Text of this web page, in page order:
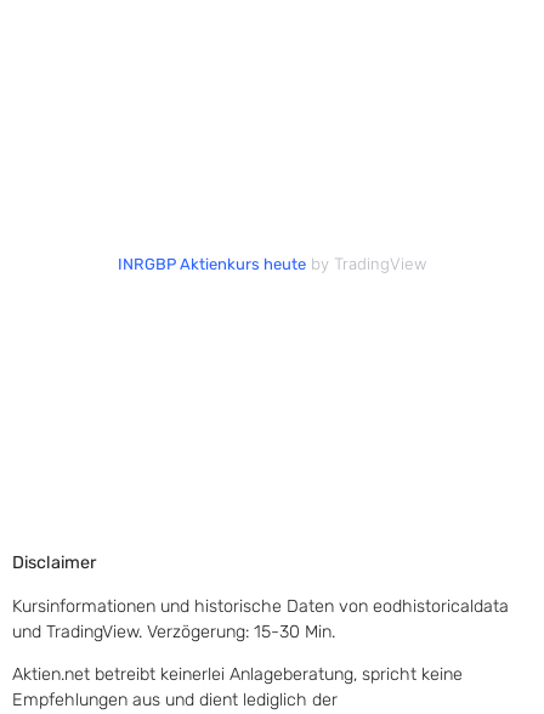
INRGBP Aktienkurs heute by TradingView
Disclaimer
Kursinformationen und historische Daten von eodhistoricaldata
und TradingView. Verzögerung: 15-30 Min.
Aktien.net betreibt keinerlei Anlageberatung, spricht keine
Empfehlungen aus und dient lediglich der